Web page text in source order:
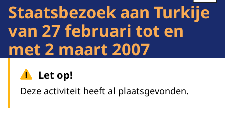
Staatsbezoek aan Turkije
van 27 februari tot en
met 2 maart 2007
Let op!
Deze activiteit heeft al plaatsgevonden.